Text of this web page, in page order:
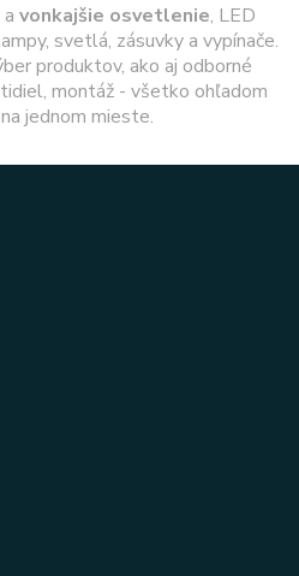
a vonkajšie osvetlenie, LED
svetlá, zásuvky a vypínače.
produktov, ako aj odborné
montáž - všetko ohľadom
jednom mieste.